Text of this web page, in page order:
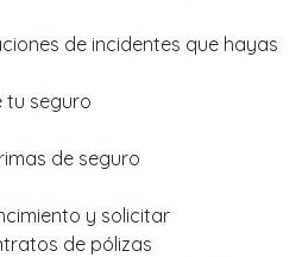
de incidentes que hayas
tu seguro
de seguro
y solicitar
de pólizas